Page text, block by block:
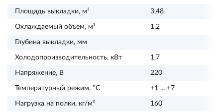
Площадь выкладки, м² 3,48
Охлаждаемый объем, м³ 1,2
Глубина выкладки, мм
Холодопроизводительность, кВт 1,7
Напряжение, В 220
Температурный режим, ºС +1 ... +7
Нагрузка на полки, кг/м² 160